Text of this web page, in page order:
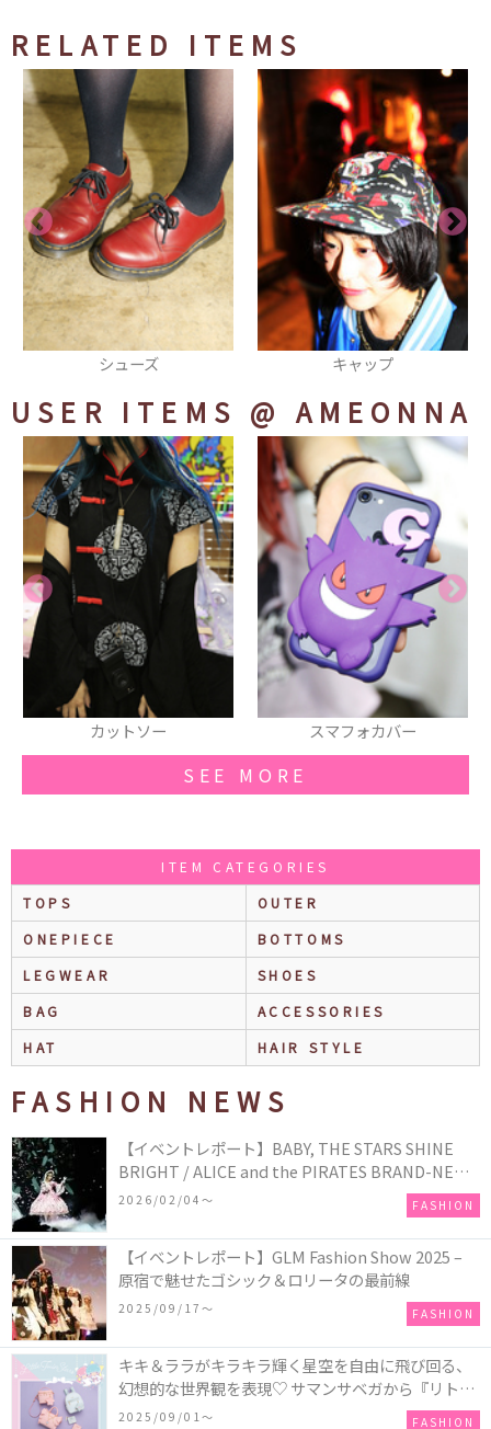
RELATED ITEMS
キャップ トートバッグ
USER ITEMS @ AMEONNA
スマフォカバー メガネ
SEE MORE
ITEM CATEGORIES
TOPS
OUTER
ONEPIECE
BOTTOMS
LEGWEAR
SHOES
BAG
ACCESSORIES
HAT
HAIR STYLE
FASHION NEWS
【イベントレポート】BABY, THE STARS SHINE
BRIGHT / ALICE and the PIRATES BRAND-NEW
COLLECTION in TOKYO
2026/02/04〜 FASHION
【イベントレポート】GLM Fashion Show 2025 –
原宿で魅せたゴシック＆ロリータの最前線
2025/09/17〜 FASHION
キキ＆ララがキラキラ輝く星空を自由に飛び回る、
幻想的な世界観を表現♡ サマンサベガから『リトル
ツインスターズ』50周年アニバーサリーイヤー』を
2025/09/01〜 FASHION